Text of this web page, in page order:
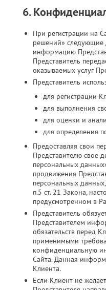
6.
При регистрации на
решений» следующие
информацию
Представитель
оказываемых услуг
Представитель
для регистрации
для выполнения
для оценки и
для определения
Предоставляя свои
Представителю свое
персональных
продвижения
персональных
п.5 ст. 21 Закона,
предусмотренном в
Представитель
Представителем
обязательств перед
применимыми
конфиденциальную
Сайта. Данная
Клиента.
Если Клиент не